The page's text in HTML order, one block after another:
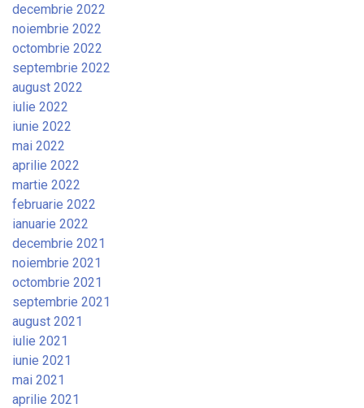
decembrie 2022
noiembrie 2022
octombrie 2022
septembrie 2022
august 2022
iulie 2022
iunie 2022
mai 2022
aprilie 2022
martie 2022
februarie 2022
ianuarie 2022
decembrie 2021
noiembrie 2021
octombrie 2021
septembrie 2021
august 2021
iulie 2021
iunie 2021
mai 2021
aprilie 2021